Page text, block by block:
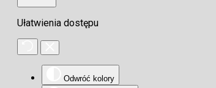
Ułatwienia dostępu
Odwróć kolory